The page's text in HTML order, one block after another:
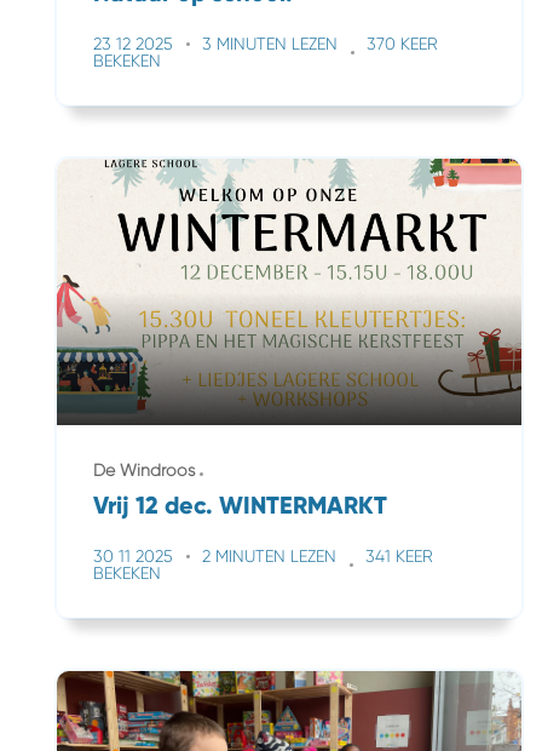
23 12 2025 3 MINUTEN LEZEN
370 KEER
BEKEKEN
De Windroos
Vrij 12 dec. WINTERMARKT
30 11 2025 2 MINUTEN LEZEN
341 KEER
BEKEKEN